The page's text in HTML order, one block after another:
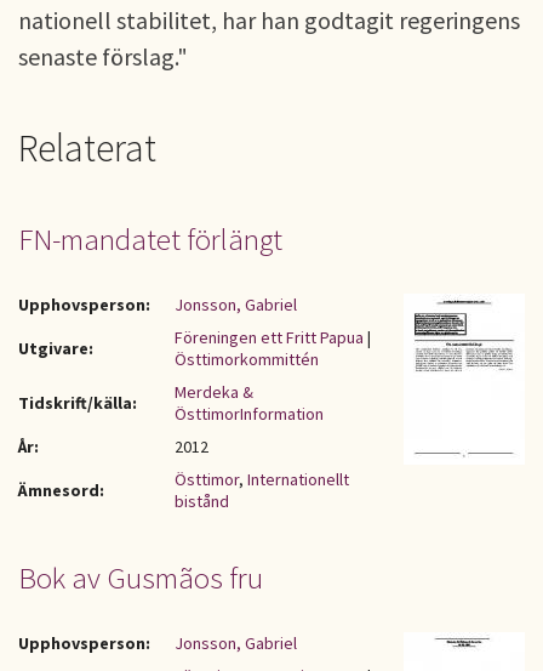
nationell stabilitet, har han godtagit regeringens
senaste förslag."
Relaterat
FN-mandatet förlängt
Upphovsperson:
Jonsson, Gabriel
Utgivare:
Föreningen ett Fritt Papua |
Östtimorkommittén
Tidskrift/källa:
Merdeka &
ÖsttimorInformation
År:
2012
Ämnesord:
Östtimor, Internationellt
bistånd
Bok av Gusmãos fru
Upphovsperson:
Jonsson, Gabriel